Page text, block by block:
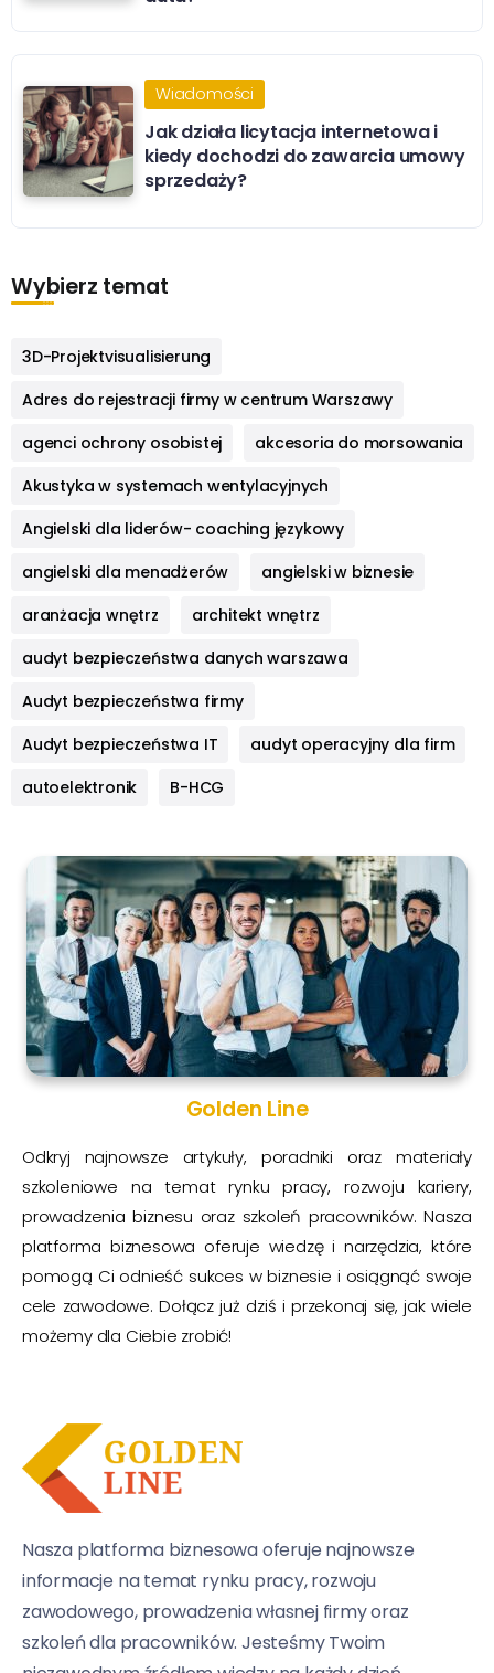
Wiadomości
Jak działa licytacja internetowa i
kiedy dochodzi do zawarcia umowy
sprzedaży?
Wybierz temat
3D-Projektvisualisierung
Adres do rejestracji firmy w centrum Warszawy
agenci ochrony osobistej
akcesoria do morsowania
Akustyka w systemach wentylacyjnych
Angielski dla liderów- coaching językowy
angielski dla menadżerów
angielski w biznesie
aranżacja wnętrz
architekt wnętrz
audyt bezpieczeństwa danych warszawa
Audyt bezpieczeństwa firmy
Audyt bezpieczeństwa IT
audyt operacyjny dla firm
autoelektronik
B-HCG
Golden Line
Odkryj najnowsze artykuły, poradniki oraz materiały
szkoleniowe na temat rynku pracy, rozwoju kariery,
prowadzenia biznesu oraz szkoleń pracowników. Nasza
platforma biznesowa oferuje wiedzę i narzędzia, które
pomogą Ci odnieść sukces w biznesie i osiągnąć swoje
cele zawodowe. Dołącz już dziś i przekonaj się, jak wiele
możemy dla Ciebie zrobić!
Nasza platforma biznesowa oferuje najnowsze
informacje na temat rynku pracy, rozwoju
zawodowego, prowadzenia własnej firmy oraz
szkoleń dla pracowników. Jesteśmy Twoim